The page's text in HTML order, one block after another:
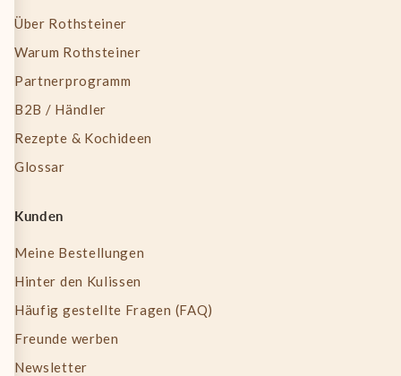
Über Rothsteiner
Warum Rothsteiner
Partnerprogramm
B2B / Händler
Rezepte & Kochideen
Glossar
Kunden
Meine Bestellungen
Hinter den Kulissen
Häufig gestellte Fragen (FAQ)
Freunde werben
Newsletter